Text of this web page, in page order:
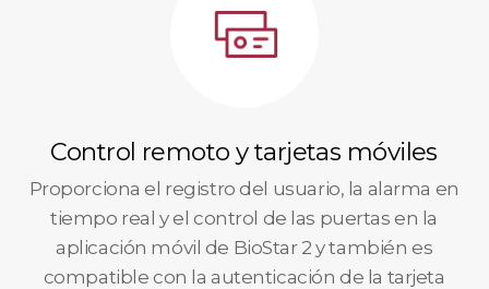
Control remoto y tarjetas móviles
Proporciona el registro del usuario, la alarma en
tiempo real y el control de las puertas en la
aplicación móvil de BioStar 2 y también es
compatible con la autenticación de la tarjeta